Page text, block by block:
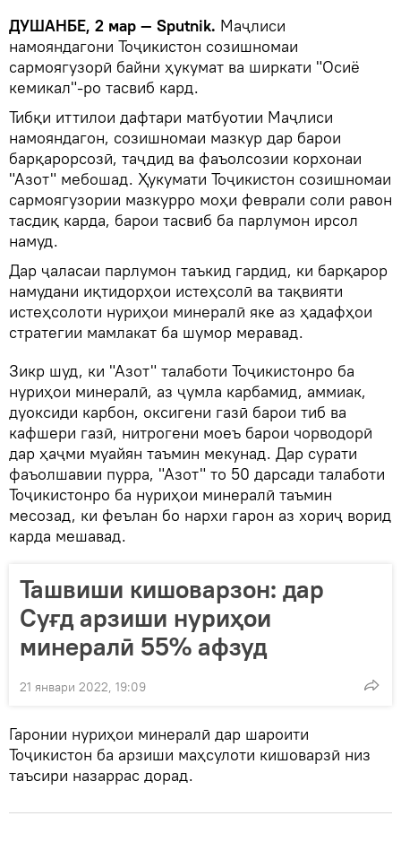
ДУШАНБЕ, 2 мар — Sputnik. Маҷлиси
намояндагони Тоҷикистон созишномаи
сармоягузорӣ байни ҳукумат ва ширкати "Осиё
кемикал"-ро тасвиб кард.
Тибқи иттилои дафтари матбуотии Маҷлиси
намояндагон, созишномаи мазкур дар барои
барқарорсозӣ, таҷдид ва фаъолсозии корхонаи
"Азот" мебошад. Ҳукумати Тоҷикистон созишномаи
сармоягузории мазкурро моҳи феврали соли равон
тасдиқ карда, барои тасвиб ба парлумон ирсол
намуд.
Дар ҷаласаи парлумон таъкид гардид, ки барқарор
намудани иқтидорҳои истеҳсолӣ ва тақвияти
истеҳсолоти нуриҳои минералӣ яке аз ҳадафҳои
стратегии мамлакат ба шумор меравад.
Зикр шуд, ки "Азот" талаботи Тоҷикистонро ба
нуриҳои минералӣ, аз ҷумла карбамид, аммиак,
дуоксиди карбон, оксигени газӣ барои тиб ва
кафшери газӣ, нитрогени моеъ барои чорводорӣ
дар ҳаҷми муайян таъмин мекунад. Дар сурати
фаъолшавии пурра, "Азот" то 50 дарсади талаботи
Тоҷикистонро ба нуриҳои минералӣ таъмин
месозад, ки феълан бо нархи гарон аз хориҷ ворид
карда мешавад.
Ташвиши кишоварзон: дар
Суғд арзиши нуриҳои
минералӣ 55% афзуд
21 январи 2022, 19:09
Гаронии нуриҳои минералӣ дар шароити
Тоҷикистон ба арзиши маҳсулоти кишоварзӣ низ
таъсири назаррас дорад.